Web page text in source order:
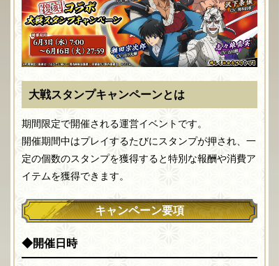
大戦スタンプキャンペーンとは
期間限定で開催される運営イベントです。
開催期間中はプレイするたびにスタンプが押され、一
定の個数のスタンプを獲得すると特別な報酬や消費ア
イテムを獲得できます。
キャンペーン要項
◆開催日時